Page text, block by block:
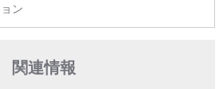
ョン
関連情報